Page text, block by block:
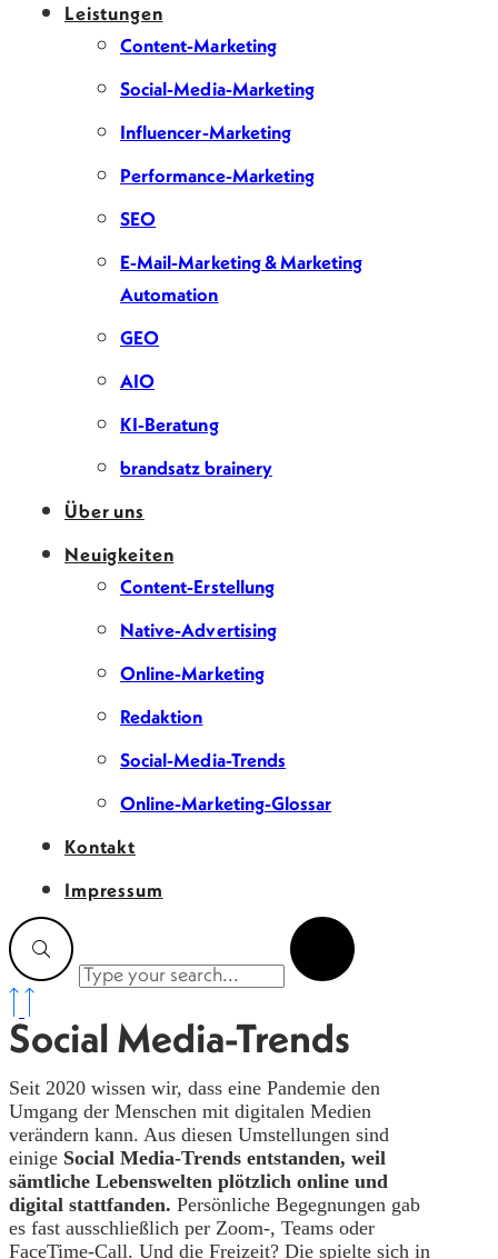
Leistungen
Content-Marketing
Social-Media-Marketing
Influencer-Marketing
Performance-Marketing
SEO
E-Mail-Marketing & Marketing
Automation
GEO
AIO
KI-Beratung
brandsatz brainery
Über uns
Neuigkeiten
Content-Erstellung
Native-Advertising
Online-Marketing
Redaktion
Social-Media-Trends
Online-Marketing-Glossar
Kontakt
Impressum
Social Media-Trends
Seit 2020 wissen wir, dass eine Pandemie den
Umgang der Menschen mit digitalen Medien
verändern kann. Aus diesen Umstellungen sind
einige Social Media-Trends entstanden, weil
sämtliche Lebenswelten plötzlich online und
digital stattfanden. Persönliche Begegnungen gab
es fast ausschließlich per Zoom-, Teams oder
FaceTime-Call. Und die Freizeit? Die spielte sich in